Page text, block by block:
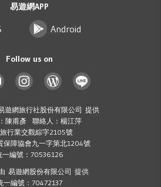
易遊網APP
Android
Follow us on
遊網旅行社股份有限公司 提供
陳甫彥 聯絡人：楊江萍
行業交觀綜字2105號
保障協會九一字第北1204號
一編號：70536126
易遊網股份有限公司 提供
一編號：70472137